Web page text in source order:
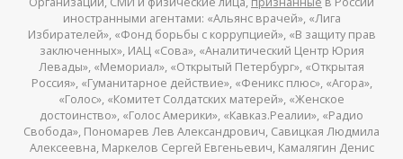
иностранными агентами: «Альянс врачей», «Лига
Избирателей», «Фонд борьбы с коррупцией», «В защиту прав
заключенных», ИАЦ «Сова», «Аналитический Центр Юрия
Левады», «Мемориал», «Открытый Петербург», «Открытая
Россия», «Гуманитарное действие», «Феникс плюс», «Агора»,
«Голос», «Комитет Солдатских матерей», «Женское
достоинство», «Голос Америки», «Кавказ.Реалии», «Радио
Свобода», Пономарев Лев Александрович, Савицкая Людмила
Алексеевна, Маркелов Сергей Евгеньевич, Камалягин Денис